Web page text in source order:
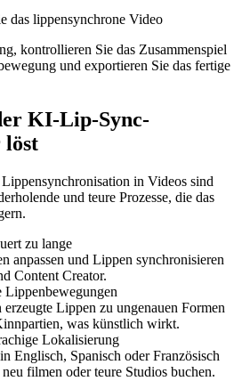
das lippensynchrone Video
kontrollieren Sie das Zusammenspiel
und exportieren Sie das fertige
KI-Lip-Sync-
löst
in Videos sind
und teure Prozesse, die das
zu lange
anpassen und Lippen synchronisieren
Content Creator.
Lippen zu ungenauen Formen
was künstlich wirkt.
Lokalisierung
Englisch, Spanisch oder Französisch
filmen oder teure Studios buchen.